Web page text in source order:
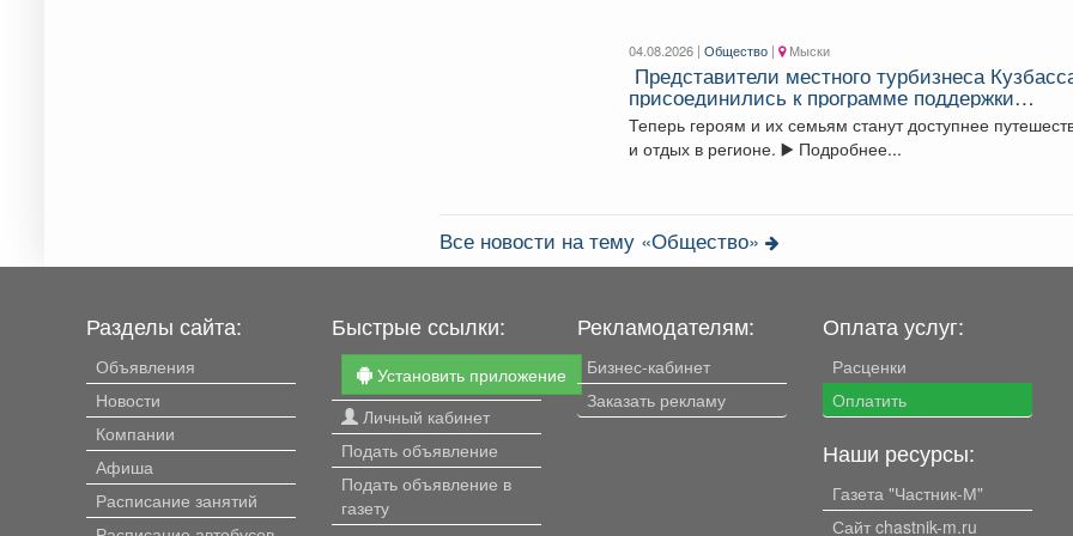
04.08.2026 |Общество | Мыски
Представители местного турбизнеса
присоединились к программе поддержки
участников СВО и их близкихне.
Теперь героям и их семьям станут доступнее
и отдых в регионе. ▶️ Подробнее...
Все новости на тему «Общество»
Разделы сайта:
Объявления
Новости
Компании
Афиша
Расписание занятий
Быстрые ссылки:
Установить приложение
Личный кабинет
Подать объявление
Подать объявление в
газету
Рекламодателям:
Бизнес-кабинет
Заказать рекламу
Оплата услуг:
Расценки
Оплатить
Наши ресурсы:
Газета "Частник-М"
Сайт chastnik-m.ru